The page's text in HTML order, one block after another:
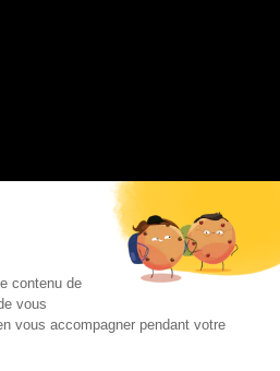
contenu de
vous
vous accompagner pendant votre